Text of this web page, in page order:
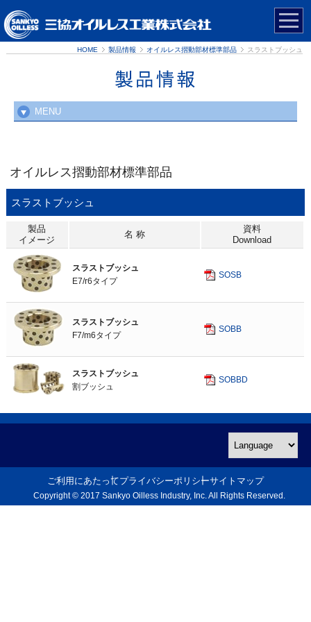
HOME 製品情報 オイルレス摺動部材標準部品 スラストブッシュ
MENU
プレス金型用標準部品
オイルレス摺動部材標準部品
各種資料のダウンロード
ブッシュ
ワッシャ
水中用ブッシュ
スラストブッシュ
球面ブッシュ
球面ブッシュユニット
絶縁ブッシュ ワッシャ
ドライスタ
プレート 銅合金タイプ
プレート 高面圧タイプ
プレート 焼結タイプ
スライドガイド
特殊銅合金形状鋳物
オイルレス摺動部材標準部品
スラストブッシュ
製品
イメージ
名 称
資料
Download
スラストブッシュ
E7/r6タイプ
SOSB
スラストブッシュ
F7/m6タイプ
SOBB
スラストブッシュ
割ブッシュ
SOBBD
ご利用にあたってプライバシーポリシーサイトマップ
Copyright © 2017 Sankyo Oilless Industry, Inc. All Rights Reserved.